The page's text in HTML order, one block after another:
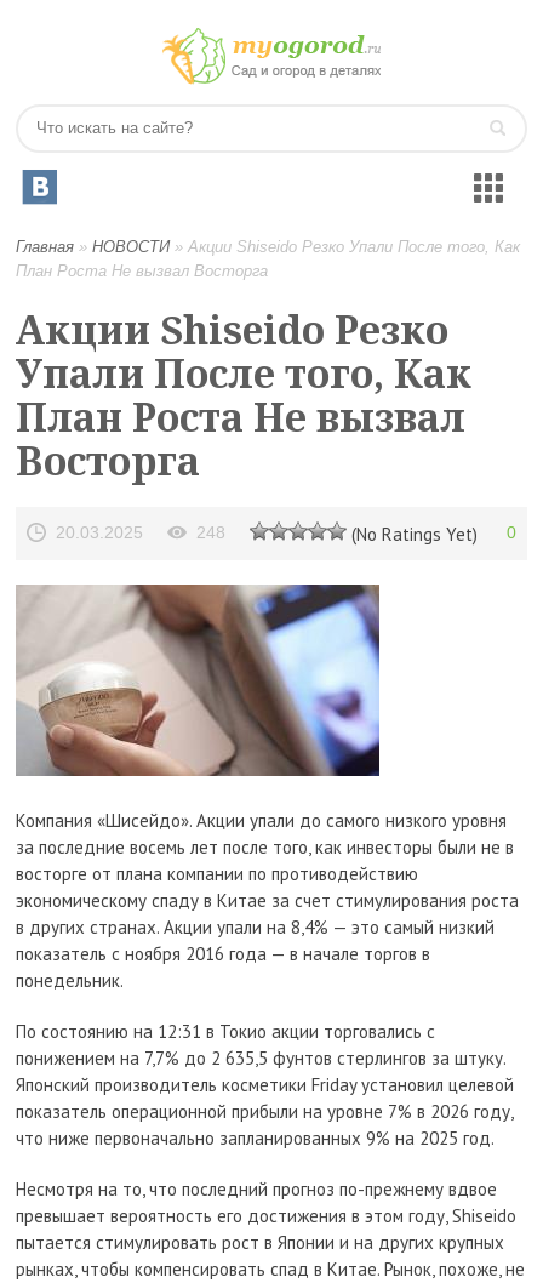
Главная »НОВОСТИ»Акции Shiseido Резко Упали После того, Как
План Роста Не вызвал Восторга
Акции Shiseido Резко
Упали После того, Как
План Роста Не вызвал
Восторга
20.03.2025 248 (No Ratings Yet) 0
Компания «Шисейдо». Акции упали до самого низкого уровня
за последние восемь лет после того, как инвесторы были не в
восторге от плана компании по противодействию
экономическому спаду в Китае за счет стимулирования роста
в других странах. Акции упали на 8,4% — это самый низкий
показатель с ноября 2016 года — в начале торгов в
понедельник.
По состоянию на 12:31 в Токио акции торговались с
понижением на 7,7% до 2 635,5 фунтов стерлингов за штуку.
Японский производитель косметики Friday установил целевой
показатель операционной прибыли на уровне 7% в 2026 году,
что ниже первоначально запланированных 9% на 2025 год.
Несмотря на то, что последний прогноз по-прежнему вдвое
превышает вероятность его достижения в этом году, Shiseido
пытается стимулировать рост в Японии и на других крупных
рынках, чтобы компенсировать спад в Китае. Рынок, похоже, не